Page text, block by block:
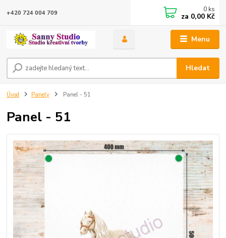
Menu
Hledat
+420 724 004 709 0 ks
za 0,00 Kč
Úvod Panely Panel - 51
Panel - 51